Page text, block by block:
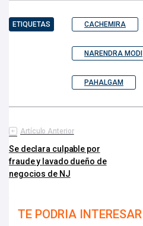
ETIQUETAS CACHEMIRA
NARENDRA MODI
PAHALGAM
Artículo Anterior
Se declara culpable por
fraude y lavado dueño de
negocios de NJ
TE PODRIA INTERESAR